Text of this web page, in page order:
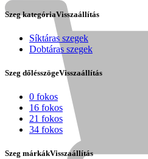
Kihlberg
Szeg kategóriaVisszaállítás
Síktáras szegek
Dobtáras szegek
Szeg dőlésszögeVisszaállítás
0 fokos
16 fokos
21 fokos
34 fokos
Szeg márkákVisszaállítás